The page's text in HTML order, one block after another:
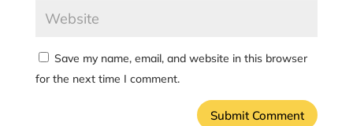
Save my name, email, and website in this browser
for the next time I comment.